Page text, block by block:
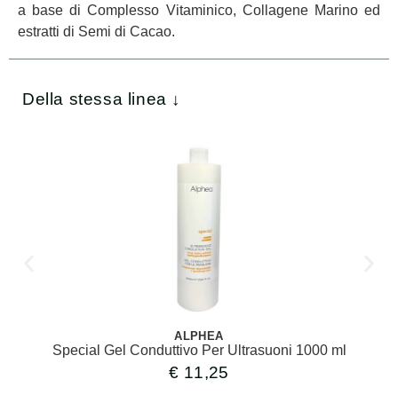
a base di Complesso Vitaminico, Collagene Marino ed
estratti di Semi di Cacao.
Della stessa linea ↓
ALPHEA
Special Gel Conduttivo Per Ultrasuoni 1000 ml
€ 11,25